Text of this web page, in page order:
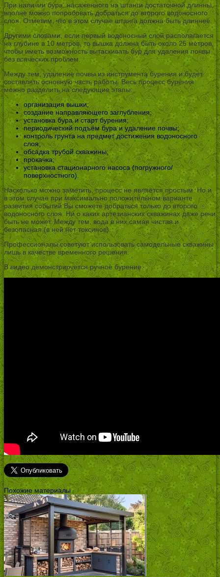
При наличии бура, насаженного на штанги достаточной длинны,
вполне можно попробовать добраться до второго водоносного
слоя. Отметим, что в этом случае штанга должна быть длиннее.
Другими словами, если первый водоносный слой располагается
на глубине в 10 метров, то вышка должна быть около 25 метров,
чтобы иметь возможность вытаскивать бур для удаления почвы
без всяческих проблем.
Между тем, удаление почвы из инструмента бурения и будет
составлять основную часть работы. Весь процесс бурения
можно разделить на следующие этапы:
организация вышки;
создание направляющего заглубления;
установка бура и старт бурения;
периодический подъём бура и удаление почвы;
контроль грунта на предмет достижения водоносного
слоя;
обсадка трубой скважины;
прокачка;
установка стационарного насоса (погружного/
поверхностного).
Насколько можно заметить, процесс не является простым. Но и
в этом случае при максимально положительном варианте
развития событий Вы сможете добраться только до второго
водоносного слоя. Ни о каких артезианских скважинах даже речи
быть не может. Между тем, вода в них самая чистая и
безопасная (в ней нет токсинов).
Профессионалы советуют использовать самодельные скважины
лишь в качестве временного решения.
В видео демонстрируется ручное бурение:
Похожие материалы